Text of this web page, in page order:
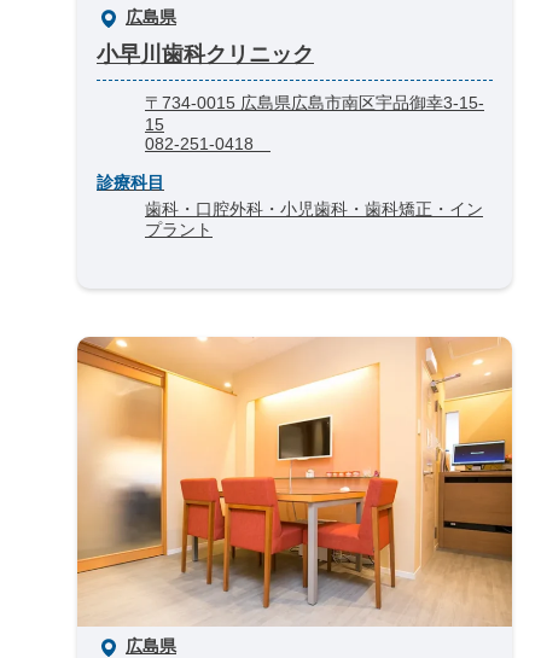
広島県
小早川歯科クリニック
〒734-0015 広島県広島市南区宇品御幸3-15-
15
082-251-0418
診療科目
歯科・口腔外科・小児歯科・歯科矯正・イン
プラント
広島県